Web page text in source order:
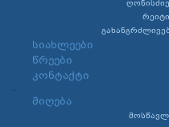
სიახლეები
წრეები
კონტაქტი
...
მიღება